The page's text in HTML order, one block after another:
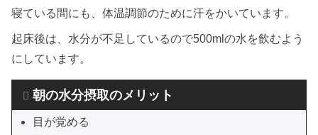
寝ている間にも、体温調節のために汗をかいています。
起床後は、水分が不足しているので500mlの水を飲むよう
にしています。
朝の水分摂取のメリット
目が覚める